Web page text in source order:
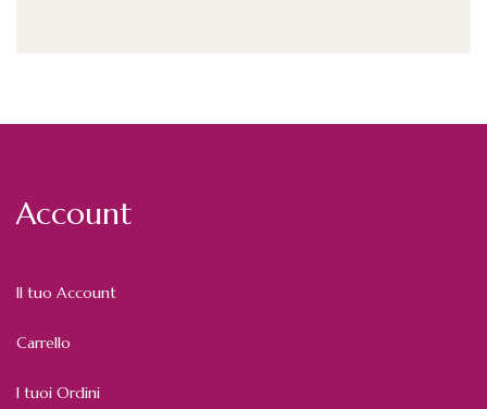
Account
Il tuo Account
Carrello
I tuoi Ordini